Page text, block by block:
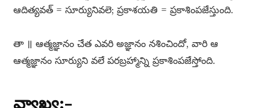
ఆదిత్యవత్​ = సూర్యునివలె; ప్రకాశయతి = ప్రకాశింపజేస్తుంది.
తా ॥ ఆత్మజ్ఞానం చేత ఎవరి అజ్ఞానం నశించిందో, వారి ఆ
ఆత్మజ్ఞానం సూర్యుని వలే పరబ్రహ్మాన్ని ప్రకాశింపజేస్తోంది.
వ్యాఖ్య:–